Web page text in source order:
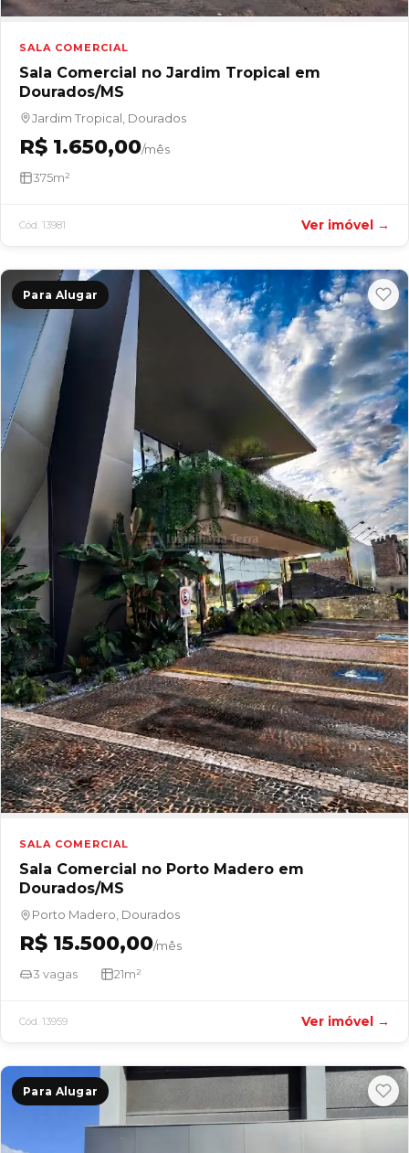
SALA COMERCIAL
Sala Comercial no Jardim Tropical em
Dourados/MS
Jardim Tropical, Dourados
R$ 1.650,00/mês
375m²
Cód. 13981 Ver imóvel →
Para Alugar
SALA COMERCIAL
Sala Comercial no Porto Madero em
Dourados/MS
Porto Madero, Dourados
R$ 15.500,00/mês
3 vagas
21m²
Cód. 13959 Ver imóvel →
Para Alugar